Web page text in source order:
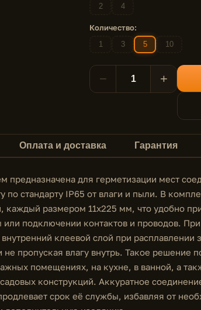
2 4
Количество:
1 3 5 10
− +
Оплата и доставка Гарантия
предназначена для герметизации мест
по стандарту IP65 от влаги и пыли. В
каждый размером 11х225 мм, что удобно
подключении контактов и проводов.
клеевой слой при расплавлении
пропуская влагу внутрь. Такое решение
помещениях, на кухне, в ванной, а
конструкций. Аккуратное
срок её службы, избавляя от